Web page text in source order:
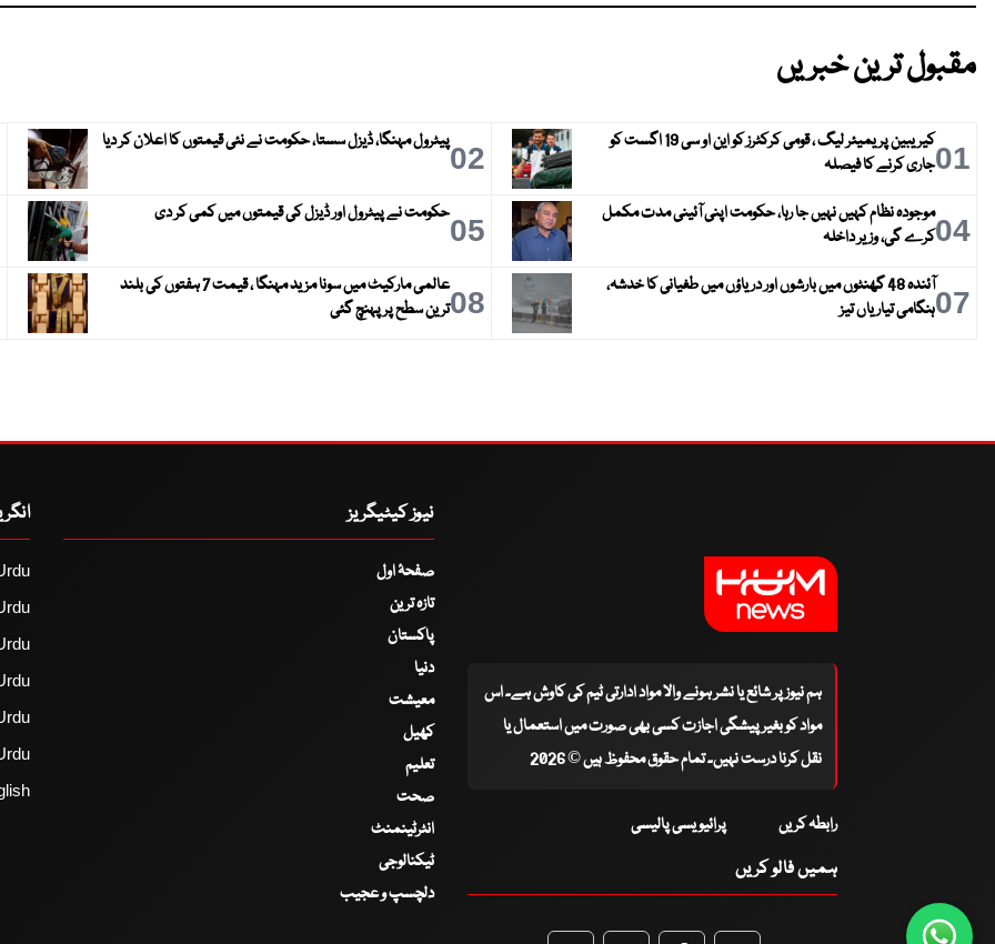
مقبول ترین خبریں
01
کیریبین پریمیئر لیگ ، قومی کرکٹرز کو این او سی 19 اگست کو
جاری کرنے کا فیصلہ
02پیٹرول مہنگا، ڈیزل سستا، حکومت نے نئی قیمتوں کا اعلان کر دیا
04موجودہ نظام کہیں نہیں جا رہا، حکومت اپنی آئینی مدت مکمل
کرے گی، وزیر داخلہ
05حکومت نے پیٹرول اور ڈیزل کی قیمتوں میں کمی کر دی
07
آئندہ 48 گھنٹوں میں بارشوں اور دریاؤں میں طغیانی کا خدشہ،
ہنگامی تیاریاں تیز
08
عالمی مارکیٹ میں سونا مزید مہنگا ، قیمت 7 ہفتوں کی بلند
ترین سطح پر پہنچ گئی
ہم نیوز پر شائع یا نشر ہونے والا مواد ادارتی ٹیم کی کاوش ہے۔ اس
مواد کو بغیر پیشگی اجازت کسی بھی صورت میں استعمال یا
نقل کرنا درست نہیں۔ تمام حقوق محفوظ ہیں © 2026
رابطہ کریں پرائیویسی پالیسی
ہمیں فالو کریں
نیوز کیٹیگریز
صفحۂ اول
تازہ ترین
پاکستان
دنیا
معیشت
کھیل
تعلیم
صحت
انٹرٹینمنٹ
ٹیکنالوجی
دلچسپ و عجیب